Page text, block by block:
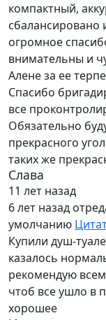
компактный,
сбалансировано
огромное
внимательны и
Алене за ее
Спасибо
все
Обязательно
прекрасного
таких же
Слава
11 лет назад
6 лет назад
умолчанию
Купили душ-
казалось
рекомендую
чтоб все ушло в
хорошее